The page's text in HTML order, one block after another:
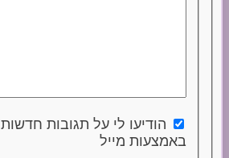
הודיעו לי על תגובות חדשות
באמצעות מייל